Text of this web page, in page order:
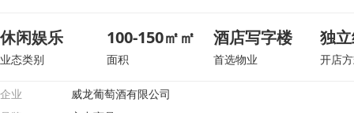
休闲娱乐
业态类别
100-150㎡㎡
面积
酒店写字楼
首选物业
独
开店
企业
威龙葡萄酒有限公司